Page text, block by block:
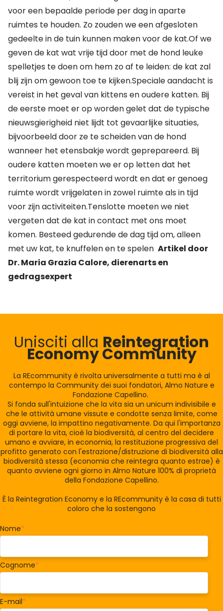
voor een bepaalde periode per dag in aparte
ruimtes te houden. Zo zouden we een afgesloten
gedeelte in de tuin kunnen maken voor de kat.Of we
geven de kat wat vrije tijd door met de hond leuke
spelletjes te doen om hem zo af te leiden: de kat zal
blij zijn om gewoon toe te kijken.Speciale aandacht is
vereist in het geval van kittens en oudere katten. Bij
de eerste moet er op worden gelet dat de typische
nieuwsgierigheid niet lijdt tot gevaarlijke situaties,
bijvoorbeeld door ze te scheiden van de hond
wanneer het etensbakje wordt geprepareerd. Bij
oudere katten moeten we er op letten dat het
territorium gerespecteerd wordt en dat er genoeg
ruimte wordt vrijgelaten in zowel ruimte als in tijd
voor zijn activiteiten.Tenslotte moeten we niet
vergeten dat de kat in contact met ons moet
komen. Besteed gedurende de dag tijd om, alleen
met uw kat, te knuffelen en te spelen Artikel door
Dr. Maria Grazia Calore, dierenarts en
gedragsexpert
Unisciti alla Reintegration
Economy Community
La REcommunity è rivolta universalmente a tutti ma è al
contempo la Community dei suoi fondatori, Almo Nature e
Fondazione Capellino.
Si fonda sull'intuizione che la vita sia un unicum indivisibile e
che le attività umane vissute e condotte senza limite, come
oggi avviene, la impattino negativamente. Da qui l'importanza
di portare la vita, cioè la biodiversità, al centro del decidere
umano e avviare, in economia, la restituzione progressiva del
profitto generato con l'estrazione/distruzione di biodiversità alla
biodiversità stessa (economia che reintegra quanto estrae) è
quanto avviene ogni giorno in Almo Nature 100% di proprietà
della Fondazione Capellino.
È la Reintegration Economy e la REcommunity è la casa di tutti
coloro che la sostengono
Nome*
Cognome*
E-mail*